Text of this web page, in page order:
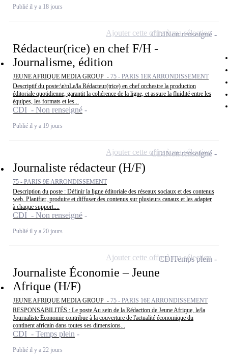
Publié il y a 18 jours
Rédacteur(rice) en chef F/H -
Journalisme, édition
JEUNE AFRIQUE MEDIA GROUP - 75 - PARIS 1ER ARRONDISSEMENT
Descriptif du poste:\n\nLe/la Rédacteur(trice) en chef orchestre la production
éditoriale quotidienne, garantit la cohérence de la ligne, et assure la fluidité entre les
équipes, les formats et les...
CDI - Non renseigné
Publié il y a 19 jours
CDINon renseigné
Ajouter cette offre à ma sélection
Journaliste rédacteur (H/F)
75 - PARIS 9E ARRONDISSEMENT
Description du poste : Définir la ligne éditoriale des réseaux sociaux et des contenus
web. Planifier, produire et diffuser des contenus sur plusieurs canaux et les adapter
à chaque support....
CDI - Non renseigné
Publié il y a 20 jours
CDINon renseigné
Ajouter cette offre à ma sélection
Journaliste Économie – Jeune
Afrique (H/F)
JEUNE AFRIQUE MEDIA GROUP - 75 - PARIS 16E ARRONDISSEMENT
RESPONSABILITÉS : Le poste Au sein de la Rédaction de Jeune Afrique, le/la
Journaliste Économie contribue à la couverture de l'actualité économique du
continent africain dans toutes ses dimensions...
CDI - Temps plein
Publié il y a 22 jours
CDITemps plein
Ajouter cette offre à ma sélection